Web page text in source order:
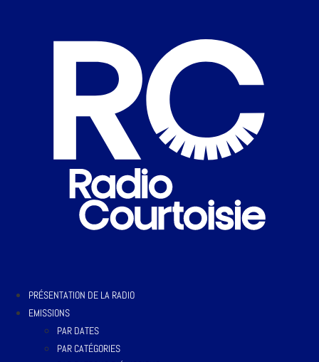
PRÉSENTATION DE LA RADIO
EMISSIONS
PAR DATES
PAR CATÉGORIES